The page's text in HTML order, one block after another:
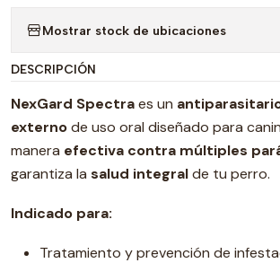
Mostrar stock de ubicaciones
DESCRIPCIÓN
NexGard Spectraes un
externode uso oral diseñado para
manera efectiva contra múltiples
garantiza la salud integralde tu perro.
Indicado para:
Tratamiento y prevención de